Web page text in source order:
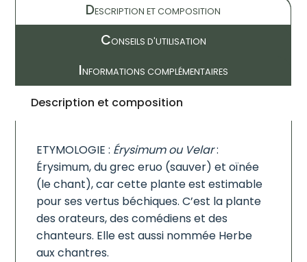
DESCRIPTION ET COMPOSITION
CONSEILS D'UTILISATION
INFORMATIONS COMPLÉMENTAIRES
Description et composition
ETYMOLOGIE : Érysimum ou Velar:
Érysimum, du grec eruo (sauver) et oïnée
(le chant), car cette plante est estimable
pour ses vertus béchiques. C’est la plante
des orateurs, des comédiens et des
chanteurs. Elle est aussi nommée Herbe
aux chantres.